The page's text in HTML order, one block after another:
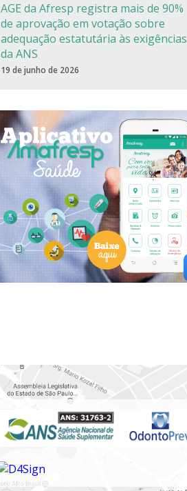
AGE da Afresp registra mais de 90%
de aprovação em votação sobre
adequação estatutária às exigências
da ANS
19 de junho de 2026